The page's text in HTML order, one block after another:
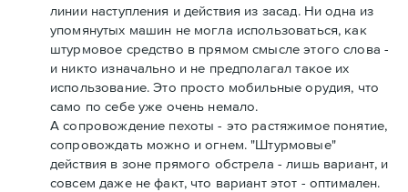
линии наступления и действия из засад. Ни одна из
упомянутых машин не могла использоваться, как
штурмовое средство в прямом смысле этого слова -
и никто изначально и не предполагал такое их
использование. Это просто мобильные орудия, что
само по себе уже очень немало.
А сопровождение пехоты - это растяжимое понятие,
сопровождать можно и огнем. "Штурмовые"
действия в зоне прямого обстрела - лишь вариант, и
совсем даже не факт, что вариант этот - оптимален.